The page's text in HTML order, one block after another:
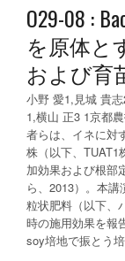
O29-08 :
を原体と
および育
小野 愛1,見城 貴
1,横山 正3 1京都
者らは、イネに対
株（以下、TUAT1
加効果および根部
ら、2013）。本
粒状肥料（以下、
時の施用効果を報
soy培地で振とう